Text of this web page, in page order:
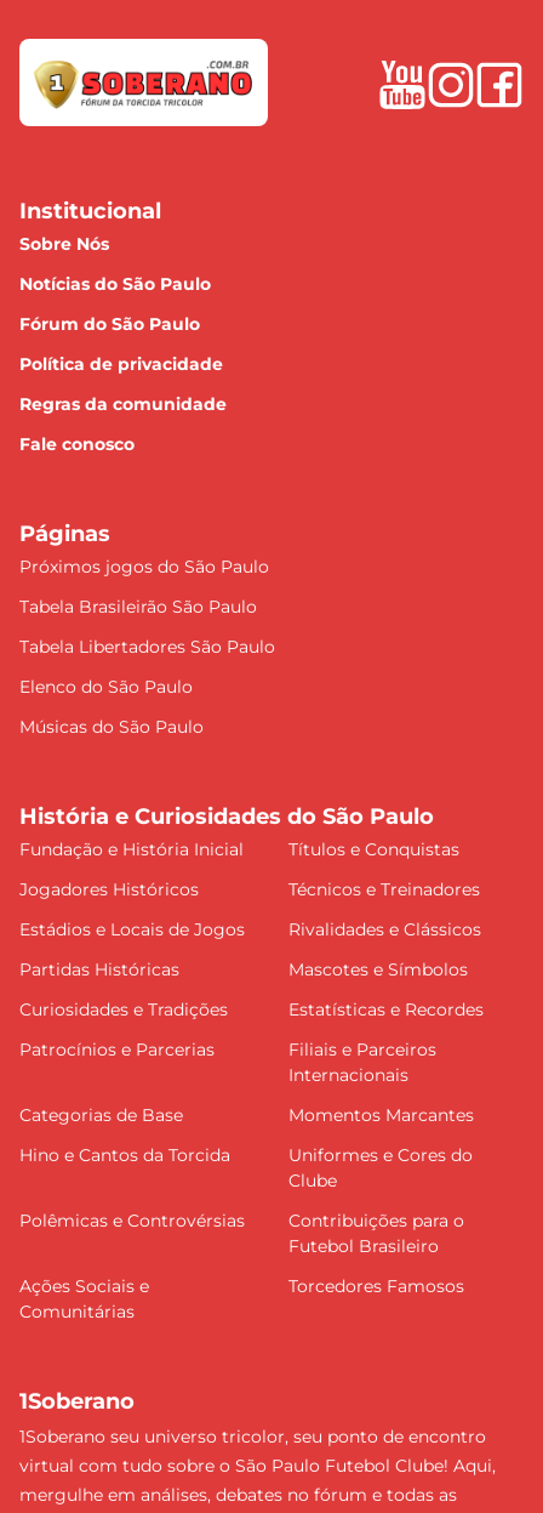
Institucional
Sobre Nós
Notícias do São Paulo
Fórum do São Paulo
Política de privacidade
Regras da comunidade
Fale conosco
Páginas
Próximos jogos do São Paulo
Tabela Brasileirão São Paulo
Tabela Libertadores São Paulo
Elenco do São Paulo
Músicas do São Paulo
História e Curiosidades do São Paulo
Fundação e História Inicial
Títulos e Conquistas
Jogadores Históricos
Técnicos e Treinadores
Estádios e Locais de Jogos
Rivalidades e Clássicos
Partidas Históricas
Mascotes e Símbolos
Curiosidades e Tradições
Estatísticas e Recordes
Patrocínios e Parcerias
Filiais e Parceiros
Internacionais
Categorias de Base
Momentos Marcantes
Hino e Cantos da Torcida
Uniformes e Cores do
Clube
Polêmicas e Controvérsias
Contribuições para o
Futebol Brasileiro
Ações Sociais e
Comunitárias
Torcedores Famosos
1Soberano
1Soberano seu universo tricolor, seu ponto de encontro
virtual com tudo sobre o São Paulo Futebol Clube! Aqui,
mergulhe em análises, debates no fórum e todas as